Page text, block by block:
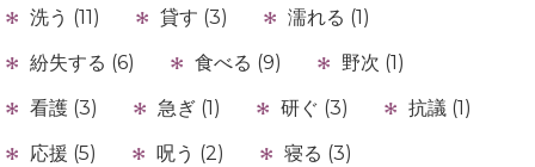
洗う (11)
貸す (3)
濡れる (1)
紛失する (6)
食べる (9)
野次 (1)
看護 (3)
急ぎ (1) 研ぐ (3)
抗議 (1)
応援 (5)
呪う (2)
寝る (3)